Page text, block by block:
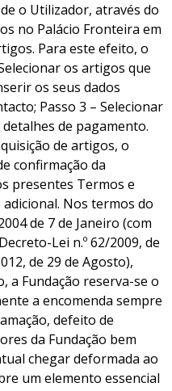
o Utilizador, através do
no Palácio Fronteira em
Para este efeito, o
os artigos que
os seus dados
Passo 3 – Selecionar
de pagamento.
de artigos, o
confirmação da
presentes Termos e
Nos termos do
de 7 de Janeiro (com
Lei n.º 62/2009, de
de 29 de Agosto),
a Fundação reserva-se o
a encomenda sempre
defeito de
da Fundação bem
chegar deformada ao
um elemento essencial